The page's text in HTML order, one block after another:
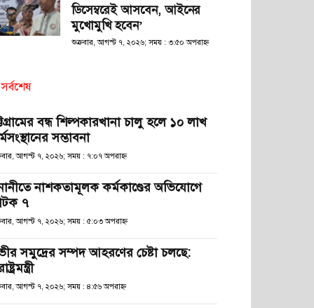
ডিসেম্বরেই আসবেন, আইনের
মুখোমুখি হবেন’
শুক্রবার, আগস্ট ৭, ২০২৬; সময় : ৩:৫০ অপরাহ্ণ
সর্বশেষ
বন্ধ শিল্পকারখানা চালু হলে ১০ লাখ
সম্ভাবনা
আগস্ট ৭, ২০২৬; সময় : ৭:০৭ অপরাহ্ণ
নাশকতামূলক কর্মকাণ্ডের অভিযোগে
৭
আগস্ট ৭, ২০২৬; সময় : ৫:০৩ অপরাহ্ণ
সমুদ্রের সম্পদ আহরণের চেষ্টা চলছে:
আগস্ট ৭, ২০২৬; সময় : ৪:৫৬ অপরাহ্ণ